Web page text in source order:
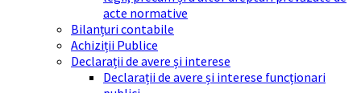
acte normative
Bilanțuri contabile
Achiziții Publice
Declarații de avere și interese
Declarații de avere și interese funcționari